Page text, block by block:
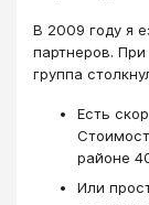
В 2009 году я
партнеров.
группа
Есть
районе
Или